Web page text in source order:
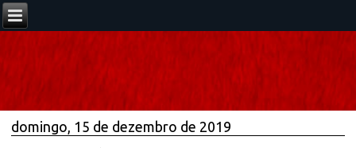
domingo, 15 de dezembro de 2019